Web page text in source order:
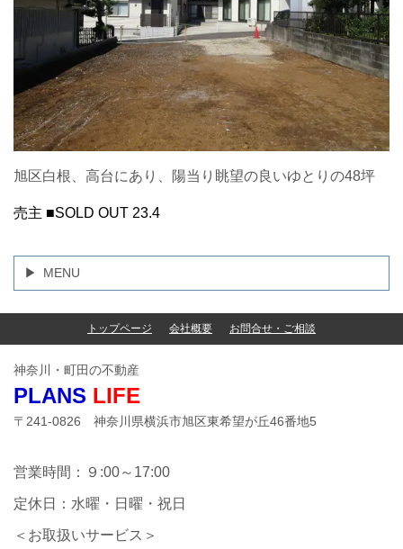
旭区白根、高台にあり、陽当り眺望の良いゆとりの48坪
売主 ■SOLD OUT 23.4
MENU
トップページ 会社概要 お問合せ・ご相談
神奈川・町田の不動産
PLANS LIFE
〒241-0826 神奈川県横浜市旭区東希望が丘46番地5
営業時間：９:00～17:00
定休日：水曜・日曜・祝日
＜お取扱いサービス＞